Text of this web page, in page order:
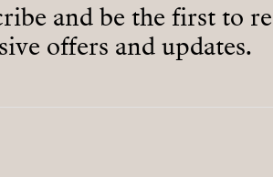
and be the first to
offers and updates.